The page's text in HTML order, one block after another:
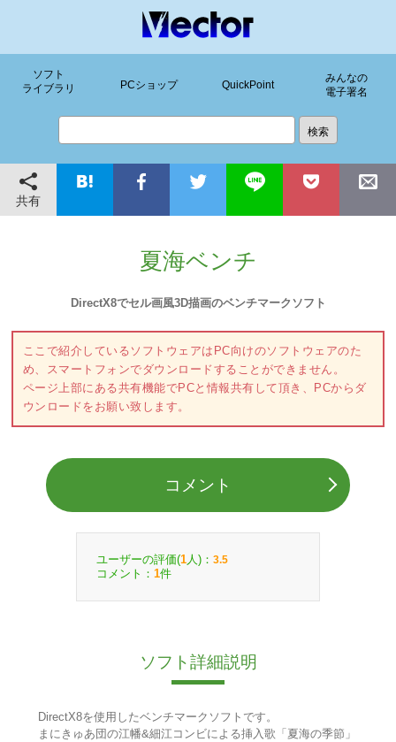
ソフト
ライブラリ
PCショップ QuickPoint
みんなの
電子署名
共有
夏海ベンチ
DirectX8でセル画風3D描画のベンチマークソフト
ここで紹介しているソフトウェアはPC向けのソフトウェアのた
め、スマートフォンでダウンロードすることができません。
ページ上部にある共有機能でPCと情報共有して頂き、PCからダ
ウンロードをお願い致します。
コメント
ユーザーの評価(1 人)： 3.5
コメント： 1件
ソフト詳細説明
DirectX8を使用したベンチマークソフトです。
まにきゅあ団の江幡&細江コンビによる挿入歌「夏海の季節」